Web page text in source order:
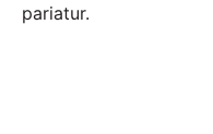
pariatur.